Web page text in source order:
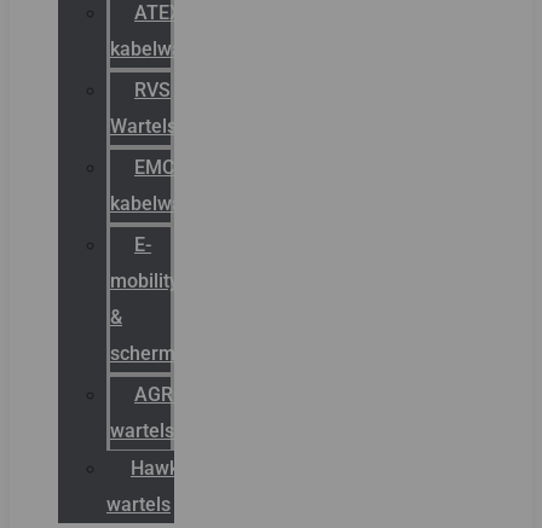
ATEX
kabelwartels
RVS
Wartels
EMC
kabelwartels
E-
mobility
&
schermstromen
AGRO
wartels
Hawke
wartels